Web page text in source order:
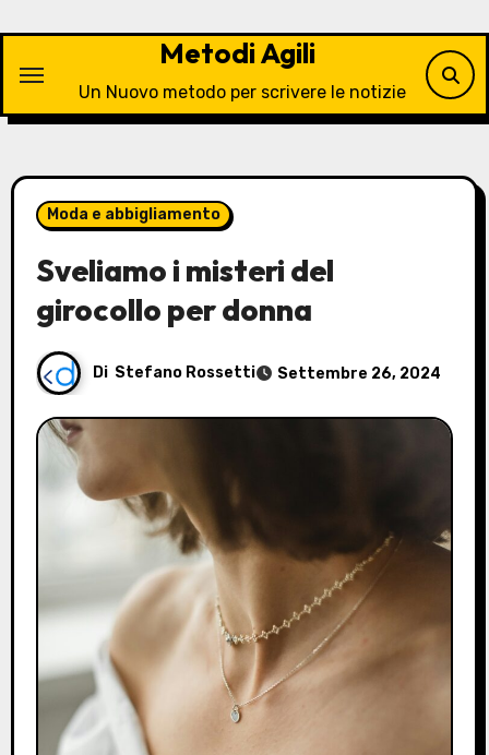
contenuto
Metodi Agili
Un Nuovo metodo per scrivere le notizie
Moda e abbigliamento
Sveliamo i misteri del
girocollo per donna
Di Stefano Rossetti Settembre 26, 2024